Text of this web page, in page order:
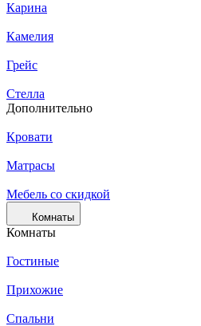
Карина
Камелия
Грейс
Стелла
Дополнительно
Кровати
Матрасы
Мебель со скидкой
Комнаты
Комнаты
Гостиные
Прихожие
Спальни